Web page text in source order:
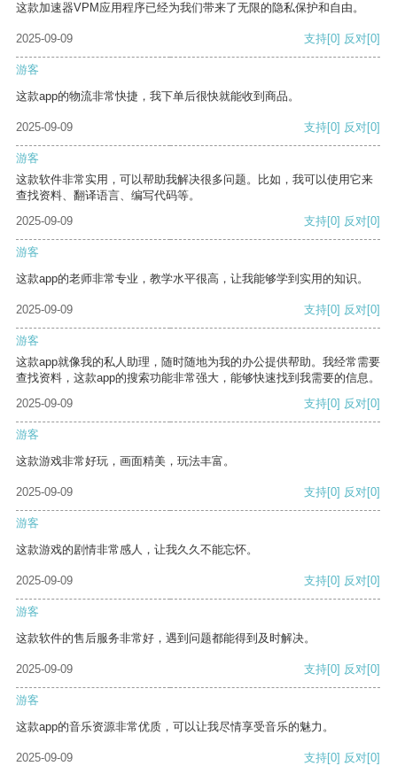
这款加速器VPM应用程序已经为我们带来了无限的隐私保护和自由。
2025-09-09 支持[0] 反对[0]
游客
这款app的物流非常快捷，我下单后很快就能收到商品。
2025-09-09 支持[0] 反对[0]
游客
这款软件非常实用，可以帮助我解决很多问题。比如，我可以使用它来
查找资料、翻译语言、编写代码等。
2025-09-09
支持[0] 反对[0]
游客
这款app的老师非常专业，教学水平很高，让我能够学到实用的知识。
2025-09-09 支持[0] 反对[0]
游客
这款app就像我的私人助理，随时随地为我的办公提供帮助。我经常需要
查找资料，这款app的搜索功能非常强大，能够快速找到我需要的信息。
2025-09-09
支持[0] 反对[0]
游客
这款游戏非常好玩，画面精美，玩法丰富。
2025-09-09 支持[0] 反对[0]
游客
这款游戏的剧情非常感人，让我久久不能忘怀。
2025-09-09 支持[0] 反对[0]
游客
这款软件的售后服务非常好，遇到问题都能得到及时解决。
2025-09-09 支持[0] 反对[0]
游客
这款app的音乐资源非常优质，可以让我尽情享受音乐的魅力。
2025-09-09 支持[0] 反对[0]